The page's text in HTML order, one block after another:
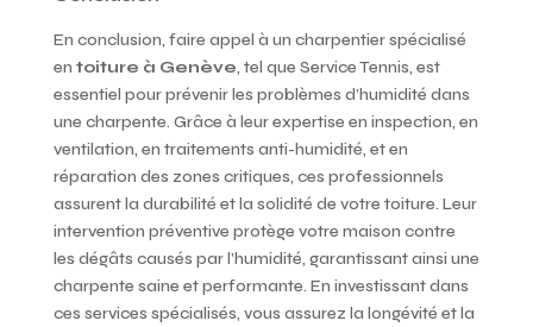
En conclusion, faire appel à un charpentier spécialisé
en toiture à Genève, tel que Service Tennis, est
essentiel pour prévenir les problèmes d’humidité dans
une charpente. Grâce à leur expertise en inspection, en
ventilation, en traitements anti-humidité, et en
réparation des zones critiques, ces professionnels
assurent la durabilité et la solidité de votre toiture. Leur
intervention préventive protège votre maison contre
les dégâts causés par l’humidité, garantissant ainsi une
charpente saine et performante. En investissant dans
ces services spécialisés, vous assurez la longévité et la